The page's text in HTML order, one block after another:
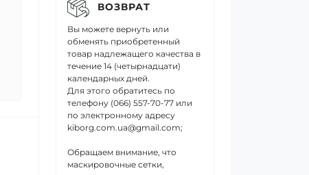
ВОЗВРАТ
Вы можете вернуть или
обменять приобретенный
товар надлежащего качества в
течение 14 (четырнадцати)
календарных дней.
Для этого обратитесь по
телефону (066) 557-70-77 или
по электронному адресу
kiborg.com.ua@gmail.com;
Обращаем внимание, что
маскировочные сетки,